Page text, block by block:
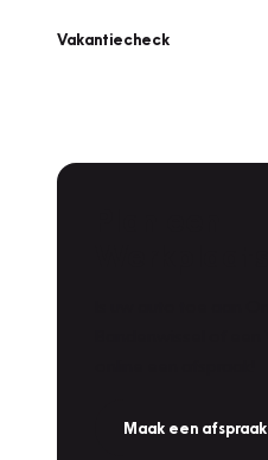
Vakantiecheck
Maak een afspraak